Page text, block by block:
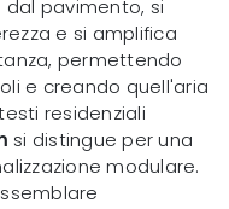
pavimento, si
e si amplifica
permettendo
e creando quell'aria
residenziali
si distingue per una
modulare.